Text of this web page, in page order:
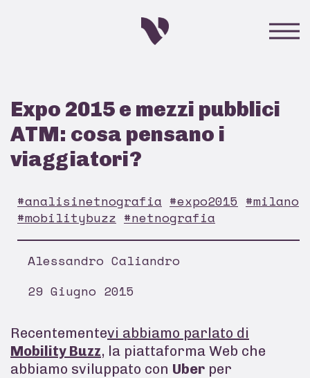
Expo 2015 e mezzi pubblici
ATM: cosa pensano i
viaggiatori?
#analisinetnografia #expo2015 #milano
#mobilitybuzz #netnografia
Alessandro Caliandro
29 Giugno 2015
Recentementevi abbiamo parlato di
Mobility Buzz, la piattaforma Web che
abbiamo sviluppato con Uber per